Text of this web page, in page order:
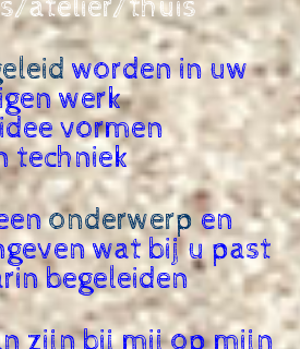
atelier/thuis
worden in uw
werk
vormen
techniek
onderwerpen
wat bij u past
begeleiden
zijn bij mij op mijn